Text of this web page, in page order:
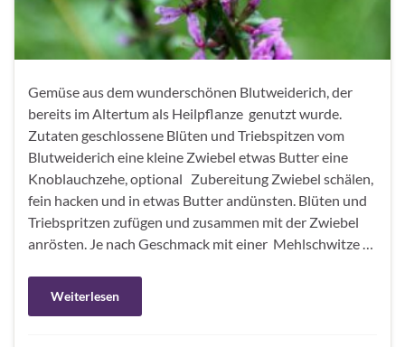
Gemüse aus dem wunderschönen Blutweiderich, der
bereits im Altertum als Heilpflanze genutzt wurde.
Zutaten geschlossene Blüten und Triebspitzen vom
Blutweiderich eine kleine Zwiebel etwas Butter eine
Knoblauchzehe, optional Zubereitung Zwiebel schälen,
fein hacken und in etwas Butter andünsten. Blüten und
Triebspritzen zufügen und zusammen mit der Zwiebel
anrösten. Je nach Geschmack mit einer Mehlschwitze …
Weiterlesen